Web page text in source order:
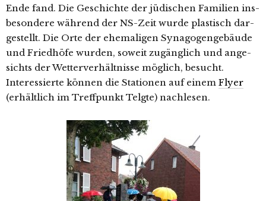
Ende fand. Die Geschichte der jüdi­schen Familien ins­
be­son­de­re wäh­rend der NS-Zeit wur­de plas­tisch dar­
ge­stellt. Die Orte der ehe­ma­li­gen Synagogengebäude
und Friedhöfe wur­den, soweit zugäng­lich und ange­
sichts der Wetterverhältnisse mög­lich, besucht.
Interessierte kön­nen die Stationen auf einem Flyer
(erhält­lich im Treffpunkt Telgte) nachlesen.